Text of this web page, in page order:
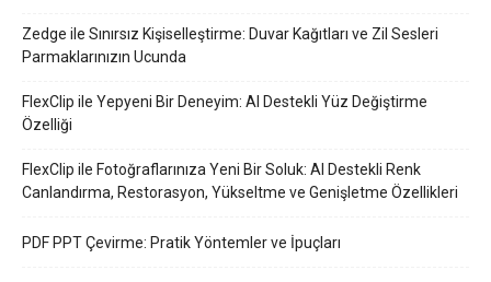
Zedge ile Sınırsız Kişiselleştirme: Duvar Kağıtları ve Zil Sesleri
Parmaklarınızın Ucunda
FlexClip ile Yepyeni Bir Deneyim: AI Destekli Yüz Değiştirme
Özelliği
FlexClip ile Fotoğraflarınıza Yeni Bir Soluk: AI Destekli Renk
Canlandırma, Restorasyon, Yükseltme ve Genişletme Özellikleri
PDF PPT Çevirme: Pratik Yöntemler ve İpuçları